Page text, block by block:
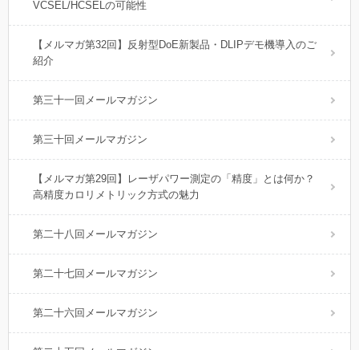
VCSEL/HCSELの可能性
【メルマガ第32回】反射型DoE新製品・DLIPデモ機導入のご
紹介
第三十一回メールマガジン
第三十回メールマガジン
【メルマガ第29回】レーザパワー測定の「精度」とは何か？
高精度カロリメトリック方式の魅力
第二十八回メールマガジン
第二十七回メールマガジン
第二十六回メールマガジン